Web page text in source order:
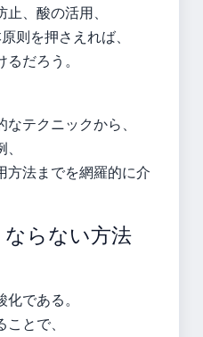
、酸の活用、
则を押さえれば、
だろう。
テクニックから、
方法までを網羅的に介
らない方法
である。
とで、